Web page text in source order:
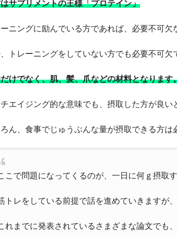
サプリメントの王様「プロテイン」
ーニングに励んでいる方であれば、必要不可欠
トレーニングをしていない方でも必要不可欠
けでなく、肌、髪、爪などの材料となります
エイジング的な意味でも、摂取した方が良い
ろん、食事でじゅうぶんな量が摂取できる方は
こで問題になってくるのが、一日に何ｇ摂取
トレをしている前提で話を進めていきますが
れまでに発表されているさまざまな論文でも